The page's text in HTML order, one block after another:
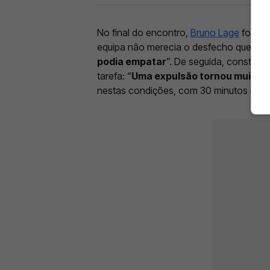
No final do encontro, Bruno Lage foi o
equipa não merecia o desfecho que
podia empatar”. De seguida,
tarefa: “Uma expulsão tornou muito
nestas condições, com 30 minutos